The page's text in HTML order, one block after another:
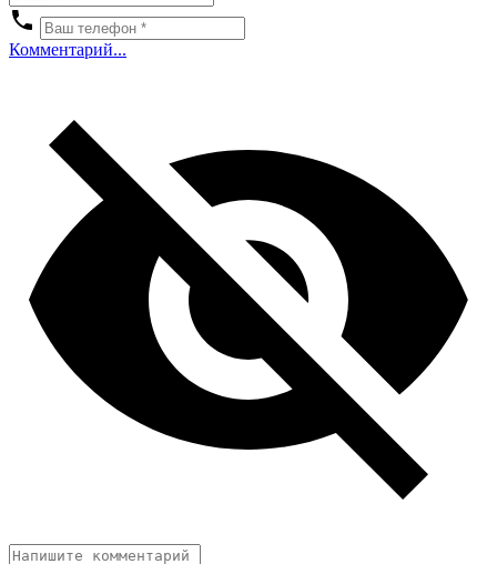
Комментарий...